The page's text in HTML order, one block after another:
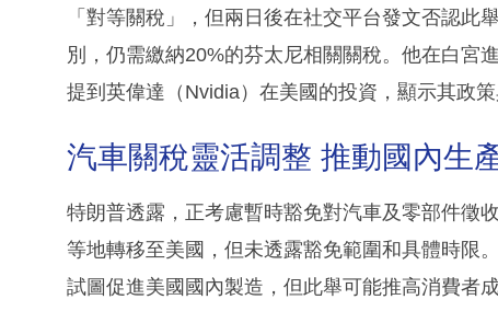
「對等關稅」，但兩日後在社交平台發文否認
別，仍需繳納20%的芬太尼相關關稅。他在白宮
提到英偉達（Nvidia）在美國的投資，顯示其政
汽車關稅靈活調整 推動國內生
特朗普透露，正考慮暫時豁免對汽車及零部件徵
等地轉移至美國，但未透露豁免範圍和具體時限
試圖促進美國國內製造，但此舉可能推高消費者